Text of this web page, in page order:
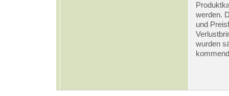
werden.
und
wurden